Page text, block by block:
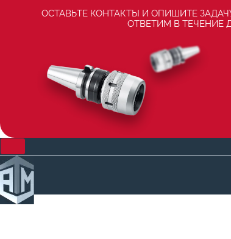
ОСТАВЬТЕ КОНТАКТЫ И ОПИШИТЕ
ОТВЕТИМ В ТЕЧЕНИЕ